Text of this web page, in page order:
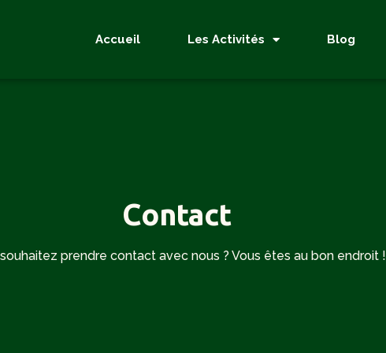
Accueil Les Activités Blog
Contact
prendre contact avec nous ? Vous êtes au bon endroit !